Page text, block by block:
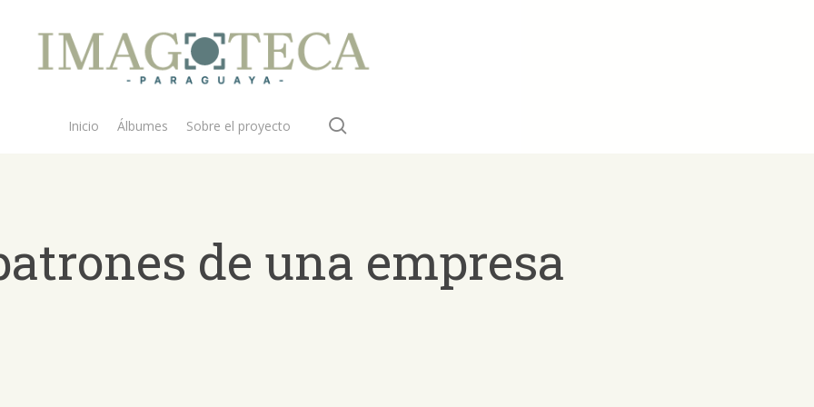
Inicio Álbumes Sobre el proyecto
de una empresa